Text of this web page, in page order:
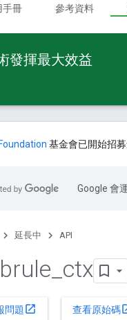
手冊 參考資料
發揮最大效益
基金會已開始招
Google 會
延長中 API
ctx
問題 open_in_new 查看原始碼